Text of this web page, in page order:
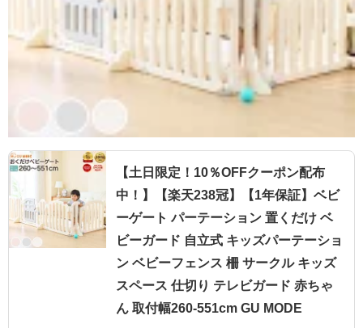
【土日限定！10％OFFクーポン配布
中！】【楽天238冠】【1年保証】ベビ
ーゲート パーテーション 置くだけ ベ
ビーガード 自立式 キッズパーテーショ
ン ベビーフェンス 柵 サークル キッズ
スペース 仕切り テレビガード 赤ちゃ
ん 取付幅260-551cm GU MODE